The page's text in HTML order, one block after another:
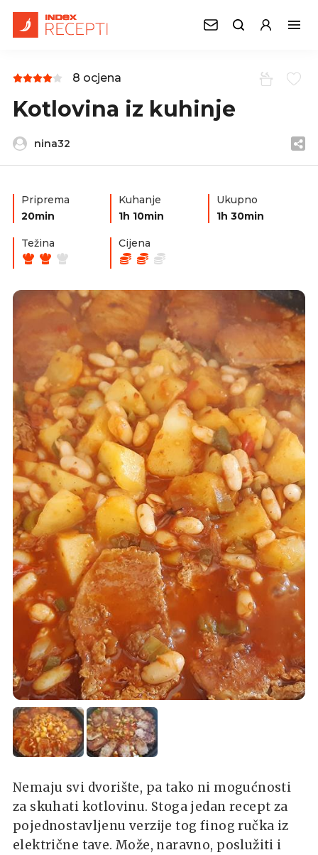
8 ocjena
Kotlovina iz kuhinje
nina32
Priprema
20min
Kuhanje
1h 10min
Ukupno
1h 30min
Težina Cijena
Nemaju svi dvorište, pa tako ni mogućnosti
za skuhati kotlovinu. Stoga jedan recept za
pojednostavljenu verzije tog finog ručka iz
električne tave. Može, naravno, poslužiti i